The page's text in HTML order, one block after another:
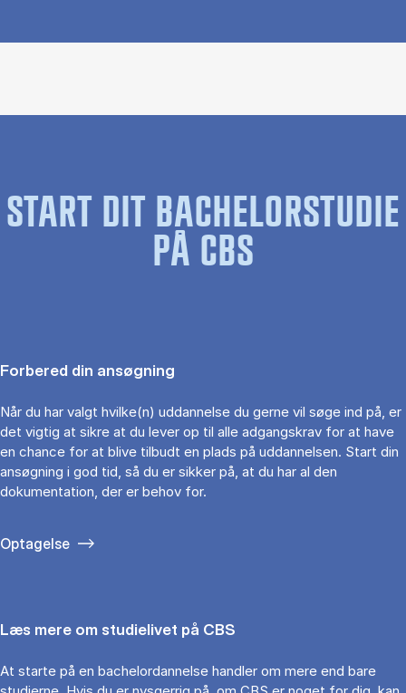
START DIT BACHELORSTUDIE
PÅ CBS
Forbered din ansøgning
Når du har valgt hvilke(n) uddannelse du gerne vil søge ind på, er
det vigtig at sikre at du lever op til alle adgangskrav for at have
en chance for at blive tilbudt en plads på uddannelsen. Start din
ansøgning i god tid, så du er sikker på, at du har al den
dokumentation, der er behov for.
Optagelse
Læs mere om studielivet på CBS
At starte på en bachelordannelse handler om mere end bare